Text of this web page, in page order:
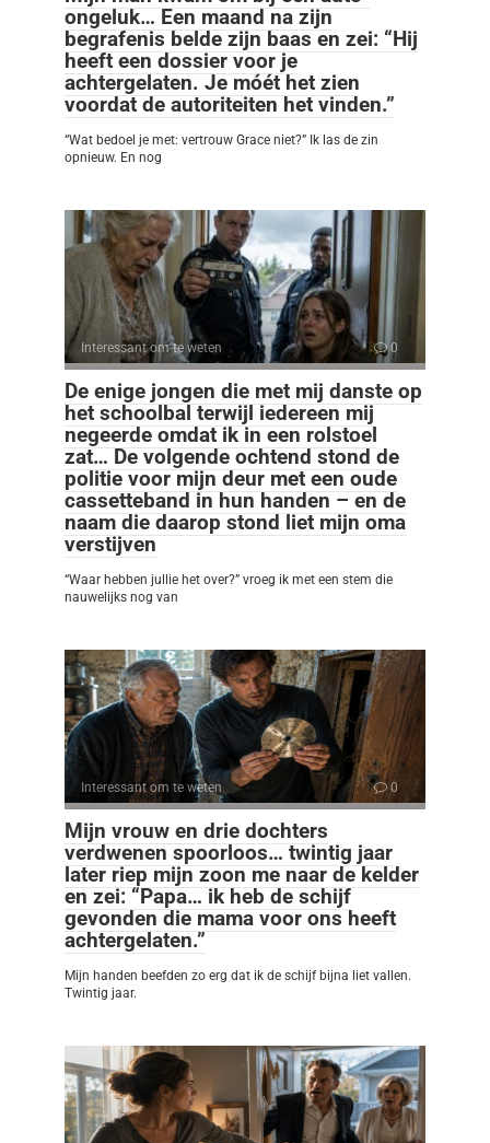
ongeluk… Een maand na zijn
begrafenis belde zijn baas en zei: “Hij
heeft een dossier voor je
achtergelaten. Je móét het zien
voordat de autoriteiten het vinden.”
“Wat bedoel je met: vertrouw Grace niet?” Ik las de zin
opnieuw. En nog
Interessant om te weten 0
De enige jongen die met mij danste op
het schoolbal terwijl iedereen mij
negeerde omdat ik in een rolstoel
zat… De volgende ochtend stond de
politie voor mijn deur met een oude
cassetteband in hun handen – en de
naam die daarop stond liet mijn oma
verstijven
“Waar hebben jullie het over?” vroeg ik met een stem die
nauwelijks nog van
Interessant om te weten 0
Mijn vrouw en drie dochters
verdwenen spoorloos… twintig jaar
later riep mijn zoon me naar de kelder
en zei: “Papa… ik heb de schijf
gevonden die mama voor ons heeft
achtergelaten.”
Mijn handen beefden zo erg dat ik de schijf bijna liet vallen.
Twintig jaar.